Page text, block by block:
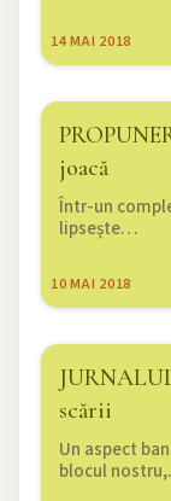
14MAI 2018
joacă
10MAI 2018
Într-un
lipsește…
scării
Un aspect
blocul